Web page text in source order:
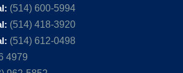
(514) 600-5994
(514) 418-3920
(514) 612-0498
4979